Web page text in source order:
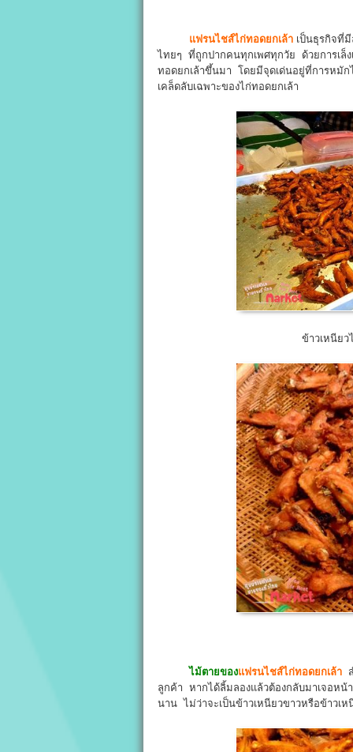
แฟรนไชส์ไก่ทอดยกเล้า เป็นธุรกิจที่
ไทยๆ ที่ถูกปากคนทุกเพศทุกวัย ด้วยการเล็
ทอดยกเล้าขึ้นมา โดยมีจุดเด่นอยู่ที่การหมั
เคล็ดลับเฉพาะของไก่ทอดยกเล้า
ข้าวเหนีย
ไม้ตายของแฟรนไชส์ไก่ทอดยกเล้า
ลูกค้า หากได้ลิ้มลองแล้วต้องกลับมาเจอหน้
นาน ไม่ว่าจะเป็นข้าวเหนียวขาวหรือข้าวเ